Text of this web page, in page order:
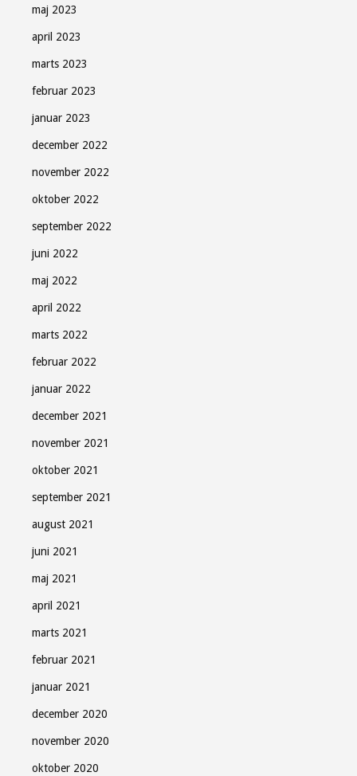
maj 2023
april 2023
marts 2023
februar 2023
januar 2023
december 2022
november 2022
oktober 2022
september 2022
juni 2022
maj 2022
april 2022
marts 2022
februar 2022
januar 2022
december 2021
november 2021
oktober 2021
september 2021
august 2021
juni 2021
maj 2021
april 2021
marts 2021
februar 2021
januar 2021
december 2020
november 2020
oktober 2020